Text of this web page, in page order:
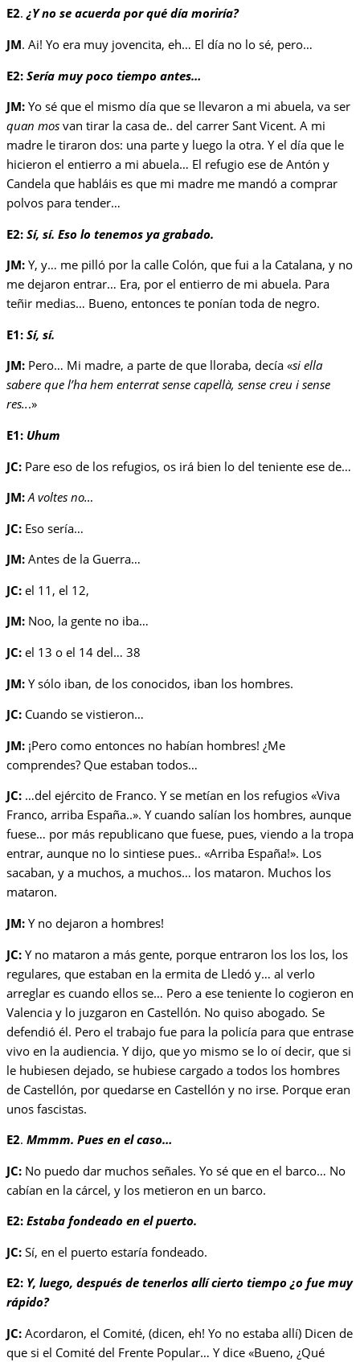
E2. ¿Y no se acuerda por qué día moriría?
JM. Ai! Yo era muy jovencita, eh… El día no lo sé, pero…
E2: Sería muy poco tiempo antes…
JM: Yo sé que el mismo día que se llevaron a mi abuela, va ser
quan mos van tirar la casa de.. del carrer Sant Vicent. A mi
madre le tiraron dos: una parte y luego la otra. Y el día que le
hicieron el entierro a mi abuela… El refugio ese de Antón y
Candela que habláis es que mi madre me mandó a comprar
polvos para tender…
E2: Sí, sí. Eso lo tenemos ya grabado.
JM: Y, y… me pilló por la calle Colón, que fui a la Catalana, y no
me dejaron entrar… Era, por el entierro de mi abuela. Para
teñir medias… Bueno, entonces te ponían toda de negro.
E1: Sí, sí.
JM: Pero… Mi madre, a parte de que lloraba, decía «si ella
sabere que l’ha hem enterrat sense capellà, sense creu i sense
res...»
E1: Uhum
JC: Pare eso de los refugios, os irá bien lo del teniente ese de…
JM: A voltes no…
JC: Eso sería…
JM: Antes de la Guerra…
JC: el 11, el 12,
JM: Noo, la gente no iba…
JC: el 13 o el 14 del… 38
JM: Y sólo iban, de los conocidos, iban los hombres.
JC: Cuando se vistieron…
JM: ¡Pero como entonces no habían hombres! ¿Me
comprendes? Que estaban todos…
JC: …del ejército de Franco. Y se metían en los refugios «Viva
Franco, arriba España..». Y cuando salían los hombres, aunque
fuese… por más republicano que fuese, pues, viendo a la tropa
entrar, aunque no lo sintiese pues.. «Arriba España!». Los
sacaban, y a muchos, a muchos… los mataron. Muchos los
mataron.
JM: Y no dejaron a hombres!
JC: Y no mataron a más gente, porque entraron los los los, los
regulares, que estaban en la ermita de Lledó y… al verlo
arreglar es cuando ellos se… Pero a ese teniente lo cogieron en
Valencia y lo juzgaron en Castellón. No quiso abogado. Se
defendió él. Pero el trabajo fue para la policía para que entrase
vivo en la audiencia. Y dijo, que yo mismo se lo oí decir, que si
le hubiesen dejado, se hubiese cargado a todos los hombres
de Castellón, por quedarse en Castellón y no irse. Porque eran
unos fascistas.
E2. Mmmm. Pues en el caso…
JC: No puedo dar muchos señales. Yo sé que en el barco… No
cabían en la cárcel, y los metieron en un barco.
E2: Estaba fondeado en el puerto.
JC: Sí, en el puerto estaría fondeado.
E2: Y, luego, después de tenerlos allí cierto tiempo ¿o fue muy
rápido?
JC: Acordaron, el Comité, (dicen, eh! Yo no estaba allí) Dicen de
que si el Comité del Frente Popular… Y dice «Bueno, ¿Qué